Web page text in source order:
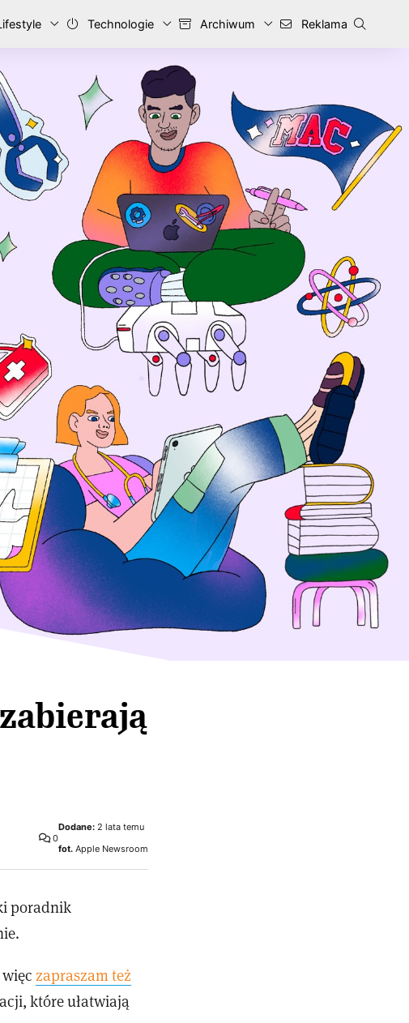
Technologie Archiwum Reklama
0
Dodane: 2 lata temu
fot. Apple Newsroom
poradnik
zapraszam też
które ułatwiają